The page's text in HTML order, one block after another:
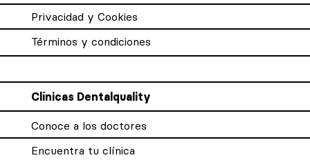
Privacidad y Cookies
Términos y condiciones
Clínicas Dentalquality
Conoce a los doctores
Encuentra tu clínica